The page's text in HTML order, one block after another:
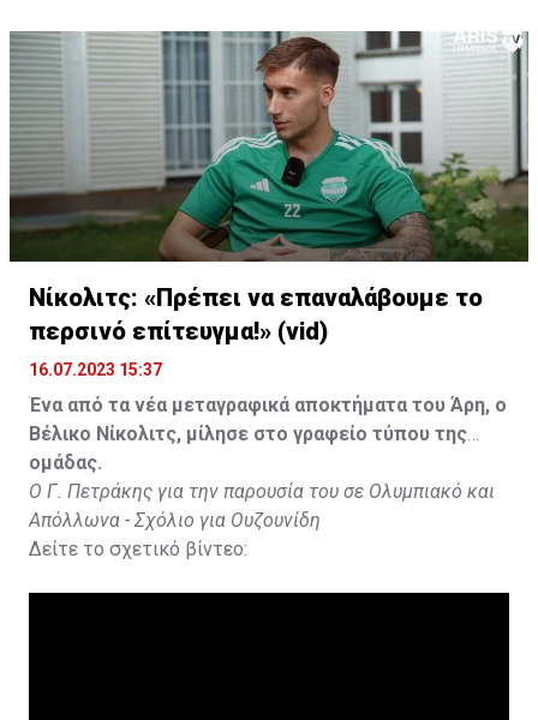
Νίκολιτς: «Πρέπει να επαναλάβουμε το
περσινό επίτευγμα!» (vid)
16.07.2023 15:37
Ένα από τα νέα μεταγραφικά αποκτήματα του Άρη, ο
Βέλικο Νίκολιτς, μίλησε στο γραφείο τύπου της
ομάδας.
Ο Γ. Πετράκης για την παρουσία του σε Ολυμπιακό και
Απόλλωνα - Σχόλιο για Ουζουνίδη
Δείτε το σχετικό βίντεο: